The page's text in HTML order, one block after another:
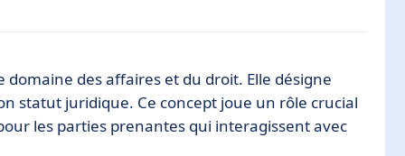
des affaires et du droit. Elle désigne
statut juridique. Ce concept joue un rôle crucial
les parties prenantes qui interagissent avec